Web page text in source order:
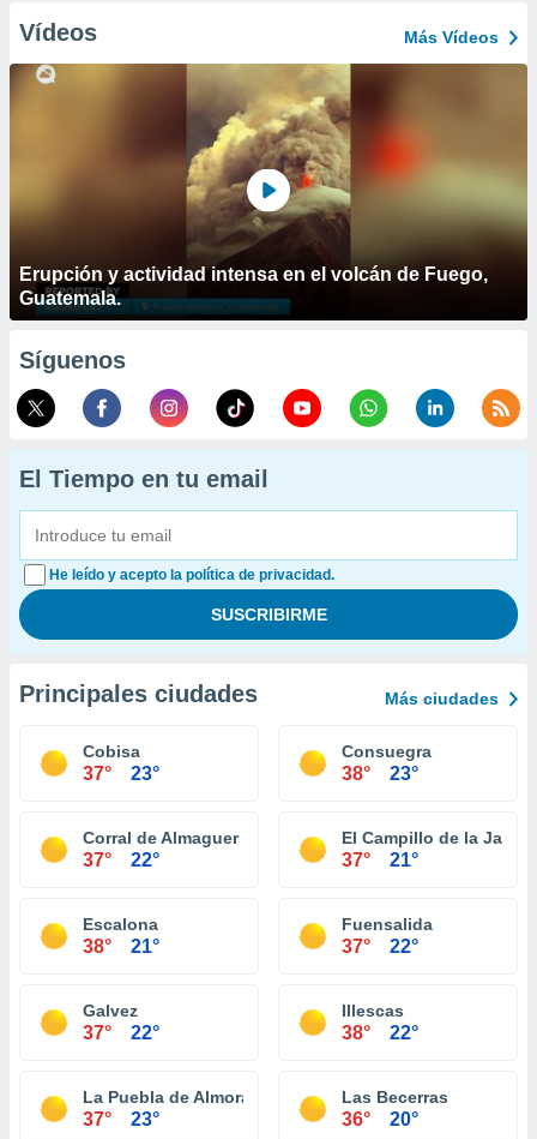
Vídeos Más Vídeos
Erupción y actividad intensa en el volcán de Fuego,
Guatemala.
Síguenos
El Tiempo en tu email
He leído y acepto la política de privacidad.
Principales ciudades Más ciudades
Cobisa
37° 23°
Consuegra
38° 23°
Corral de Almaguer
37° 22°
El Campillo de la Jara
37° 21°
Escalona
38° 21°
Fuensalida
37° 22°
Galvez
37° 22°
Illescas
38° 22°
La Puebla de Almoradiel
37° 23°
Las Becerras
36° 20°